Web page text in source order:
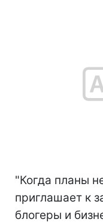
"Когда планы
приглашает к
блогеры и